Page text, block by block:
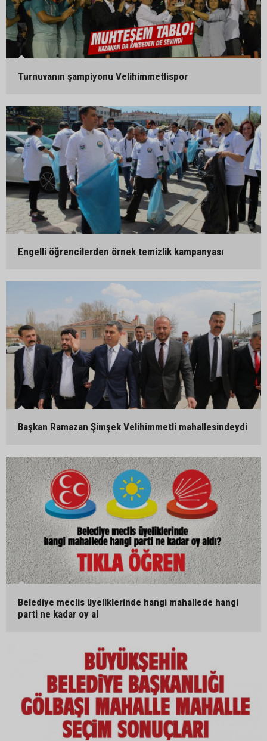
Turnuvanın şampiyonu Velihimmetlispor
Engelli öğrencilerden örnek temizlik kampanyası
Başkan Ramazan Şimşek Velihimmetli mahallesindeydi
Belediye meclis üyeliklerinde hangi mahallede hangi
parti ne kadar oy al